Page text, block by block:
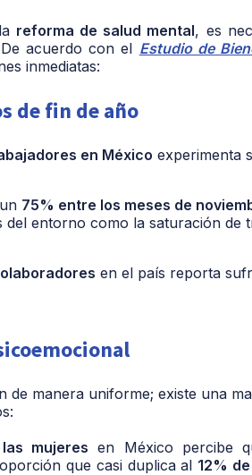
reforma de salud mental, es
acuerdo con el Estudio de
inmediatas:
de fin de año
en México experimenta
75% entre los meses de
entorno como la saturación de
en el país reporta
de manera uniforme; existe una
mujeres en México percibe
que casi duplica al 12%